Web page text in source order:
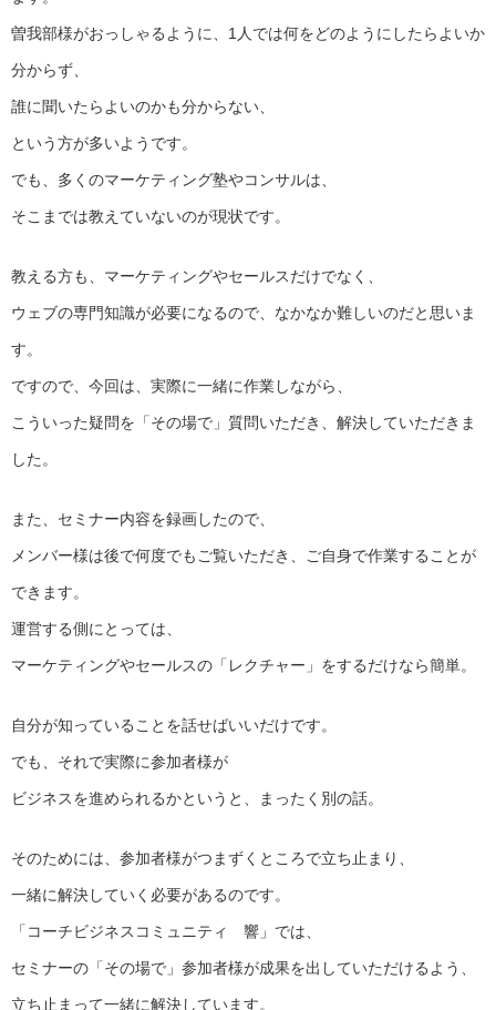
曽我部様がおっしゃるように、1人では何をどのようにしたらよいか
分からず、
誰に聞いたらよいのかも分からない、
という方が多いようです。
でも、多くのマーケティング塾やコンサルは、
そこまでは教えていないのが現状です。
教える方も、マーケティングやセールスだけでなく、
ウェブの専門知識が必要になるので、なかなか難しいのだと思いま
す。
ですので、今回は、実際に一緒に作業しながら、
こういった疑問を「その場で」質問いただき、解決していただきま
した。
また、セミナー内容を録画したので、
メンバー様は後で何度でもご覧いただき、ご自身で作業することが
できます。
運営する側にとっては、
マーケティングやセールスの「レクチャー」をするだけなら簡単。
自分が知っていることを話せばいいだけです。
でも、それで実際に参加者様が
ビジネスを進められるかというと、まったく別の話。
そのためには、参加者様がつまずくところで立ち止まり、
一緒に解決していく必要があるのです。
「コーチビジネスコミュニティ 響」では、
セミナーの「その場で」参加者様が成果を出していただけるよう、
立ち止まって一緒に解決しています。